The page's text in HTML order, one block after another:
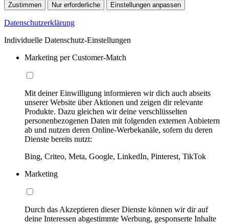
Zustimmen Nur erforderliche Einstellungen anpassen
Datenschutzerklärung
Individuelle Datenschutz-Einstellungen
Marketing per Customer-Match
Mit deiner Einwilligung informieren wir dich auch abseits
unserer Website über Aktionen und zeigen dir relevante
Produkte. Dazu gleichen wir deine verschlüsselten
personenbezogenen Daten mit folgenden externen Anbietern
ab und nutzen deren Online-Werbekanäle, sofern du deren
Dienste bereits nutzt:
Bing, Criteo, Meta, Google, LinkedIn, Pinterest, TikTok
Marketing
Durch das Akzeptieren dieser Dienste können wir dir auf
deine Interessen abgestimmte Werbung, gesponserte Inhalte